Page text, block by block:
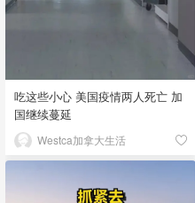
吃这些小心 美国疫情两人死亡 加
国继续蔓延
Westca加拿大生活